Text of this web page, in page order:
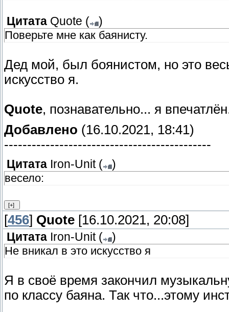
Цитата Quote (
)
Поверьте мне как баянисту.
Дед мой, был боянистом, но это
искусство я.
Quote, познавательно... я
Добавлено (16.10.2021, 18:41)
---------------------------------------------
Цитата Iron-Unit(
)
весело:
[456] Quote [16.10.2021, 20:08]
Цитата Iron-Unit(
)
Не вникал в это искусство я
Я в своё время закончил
по классу баяна. Так что...этому